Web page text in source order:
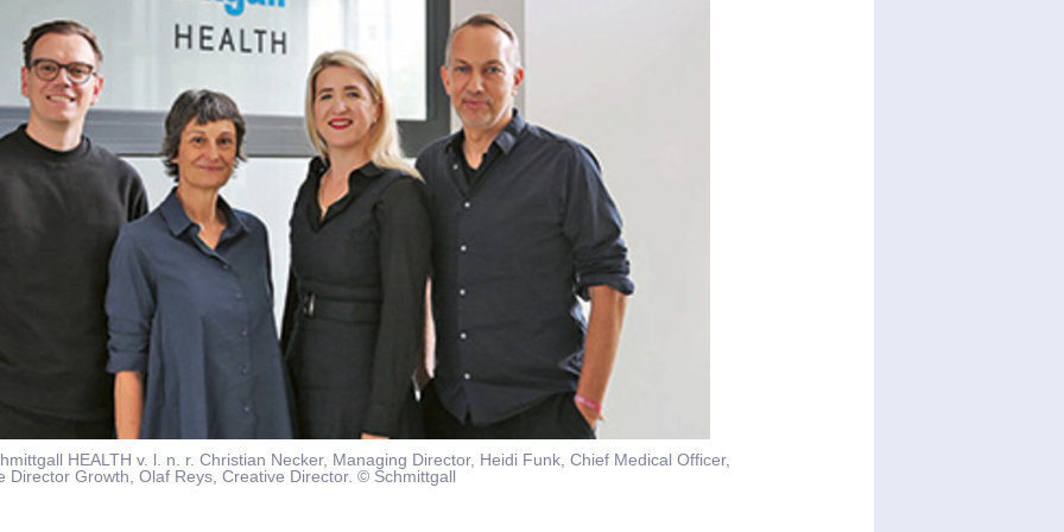
HEALTH v. l. n. r. Christian Necker, Managing Director, Heidi Funk, Chief Medical Officer,
Director Growth, Olaf Reys, Creative Director. © Schmittgall